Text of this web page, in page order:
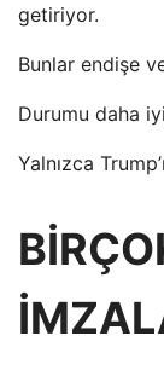
getiriyor.
Bunlar endişe
Durumu daha
Yalnızca